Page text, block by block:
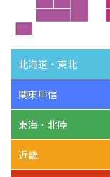
北海道・東北
関東甲信
東海・北陸
近畿